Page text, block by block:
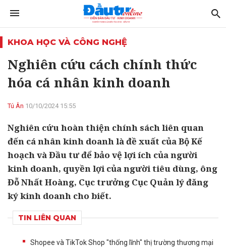
KHOA HỌC VÀ CÔNG NGHỆ
Nghiên cứu cách chính thức
hóa cá nhân kinh doanh
Tú Ân 10/10/2024 15:55
Nghiên cứu hoàn thiện chính sách liên quan
đến cá nhân kinh doanh là đề xuất của Bộ Kế
hoạch và Đầu tư để bảo vệ lợi ích của người
kinh doanh, quyền lợi của người tiêu dùng, ông
Đỗ Nhất Hoàng, Cục trưởng Cục Quản lý đăng
ký kinh doanh cho biết.
TIN LIÊN QUAN
Shopee và TikTok Shop "thống lĩnh" thị trường thương mại